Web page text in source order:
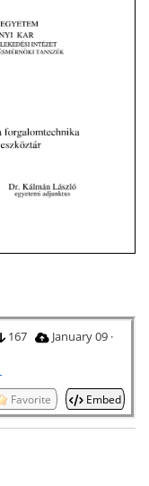
167
January 09 ·
Favorite Embed